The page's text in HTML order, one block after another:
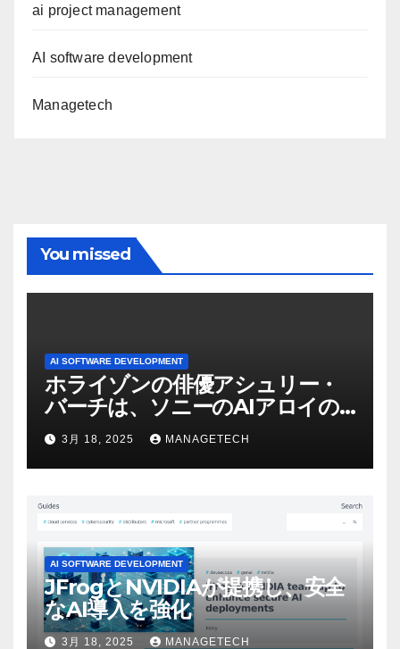
ai project management
AI software development
Managetech
You missed
AI SOFTWARE DEVELOPMENT
ホライゾンの俳優アシュリー・
バーチは、ソニーのAIアロイの
ビデオを見て「ゲームパフォー
マンスという芸術形式に不安を
感じた」と語る – IGN
3月 18, 2025 MANAGETECH
AI SOFTWARE DEVELOPMENT
JFrogとNVIDIAが提携し、安全
なAI導入を強化
3月 18, 2025 MANAGETECH